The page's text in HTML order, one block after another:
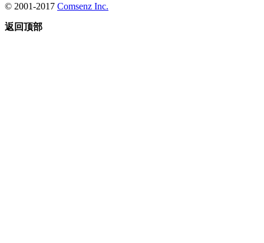
© 2001-2017 Comsenz Inc.
返回顶部